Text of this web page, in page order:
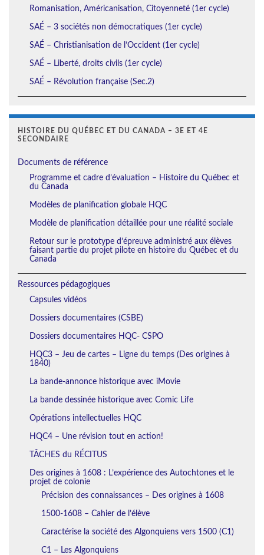
Romanisation, Américanisation, Citoyenneté (1er cycle)
SAÉ – 3 sociétés non démocratiques (1er cycle)
SAÉ – Christianisation de l’Occident (1er cycle)
SAÉ – Liberté, droits civils (1er cycle)
SAÉ – Révolution française (Sec.2)
HISTOIRE DU QUÉBEC ET DU CANADA – 3E ET 4E
SECONDAIRE
Documents de référence
Programme et cadre d’évaluation – Histoire du Québec et
du Canada
Modèles de planification globale HQC
Modèle de planification détaillée pour une réalité sociale
Retour sur le prototype d’épreuve administré aux élèves
faisant partie du projet pilote en histoire du Québec et du
Canada
Ressources pédagogiques
Capsules vidéos
Dossiers documentaires (CSBE)
Dossiers documentaires HQC- CSPO
HQC3 – Jeu de cartes – Ligne du temps (Des origines à
1840)
La bande-annonce historique avec iMovie
La bande dessinée historique avec Comic Life
Opérations intellectuelles HQC
HQC4 – Une révision tout en action!
TÂCHES du RÉCITUS
Des origines à 1608 : L’expérience des Autochtones et le
projet de colonie
Précision des connaissances – Des origines à 1608
1500-1608 – Cahier de l’élève
Caractérise la société des Algonquiens vers 1500 (C1)
C1 – Les Algonquiens